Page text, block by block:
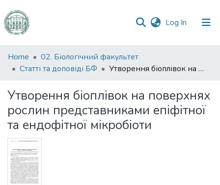
Log In (current)
Communities
&
All of DSpace
Statistics
Home
02. Біологічний факультет
Статті та доповіді БФ
Утворення біоплівок на поверхнях рослин представниками епіфітної та ендофітної мікробіоти
Утворення біоплівок на поверхнях
рослин представниками епіфітної
та ендофітної мікробіоти